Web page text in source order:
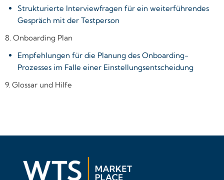
Strukturierte Interviewfragen für ein weiterführendes
Gespräch mit der Testperson
8. Onboarding Plan
Empfehlungen für die Planung des Onboarding-
Prozesses im Falle einer Einstellungsentscheidung
9. Glossar und Hilfe